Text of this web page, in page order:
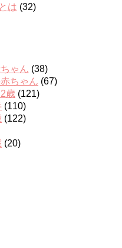
は (32)
ゃん (38)
ちゃん (67)
歳 (121)
(110)
(122)
(20)